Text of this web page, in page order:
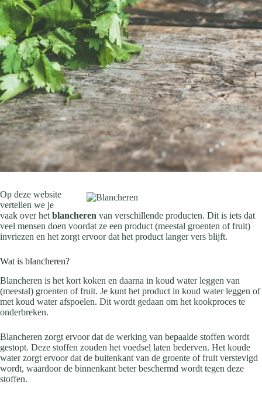
Op deze website
vertellen we je
vaak over het blancheren van verschillende producten. Dit is iets dat
veel mensen doen voordat ze een product (meestal groenten of fruit)
invriezen en het zorgt ervoor dat het product langer vers blijft.
Wat is blancheren?
Blancheren is het kort koken en daarna in koud water leggen van
(meestal) groenten of fruit. Je kunt het product in koud water leggen of
met koud water afspoelen. Dit wordt gedaan om het kookproces te
onderbreken.
Blancheren zorgt ervoor dat de werking van bepaalde stoffen wordt
gestopt. Deze stoffen zouden het voedsel laten bederven. Het koude
water zorgt ervoor dat de buitenkant van de groente of fruit verstevigd
wordt, waardoor de binnenkant beter beschermd wordt tegen deze
stoffen.